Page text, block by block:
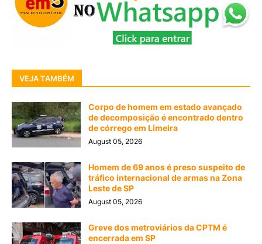
VEJA TAMBÉM
Corpo de homem em estado avançado
de decomposição é encontrado dentro
de córrego em Limeira
August 05, 2026
Homem de 69 anos é preso suspeito de
tráfico internacional de armas na Zona
Leste de SP
August 05, 2026
Greve dos metroviários da CPTM é
encerrada em SP